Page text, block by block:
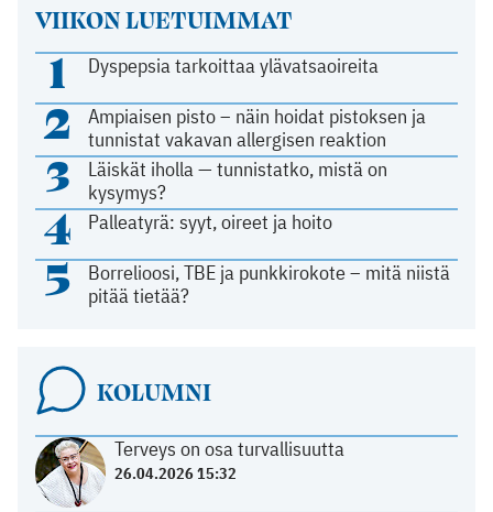
VIIKON LUETUIMMAT
1 Dyspepsia tarkoittaa ylävatsaoireita
2
Ampiaisen pisto – näin hoidat pistoksen ja
tunnistat vakavan allergisen reaktion
3
Läiskät iholla — tunnistatko, mistä on
kysymys?
4 Palleatyrä: syyt, oireet ja hoito
5
Borrelioosi, TBE ja punkkirokote – mitä niistä
pitää tietää?
KOLUMNI
Terveys on osa turvallisuutta
26.04.2026 15:32